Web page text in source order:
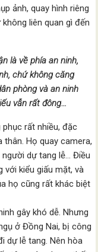
ảnh, quay hình riêng
liên quan gì đến
là về phía an ninh,
chứ không căng
phòng và an ninh
vẫn rất đông…
rất nhiều, đặc
Họ quay camera,
người dự tang lễ… Điều
với kiểu giấu mặt, và
họ cũng rất khác biệt
gây khó dễ. Nhưng
ở Đồng Nai, bị công
dự lễ tang. Nên hòa